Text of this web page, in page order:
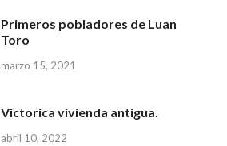
Primeros pobladores de Luan
Toro
marzo 15, 2021
Victorica vivienda antigua.
abril 10, 2022